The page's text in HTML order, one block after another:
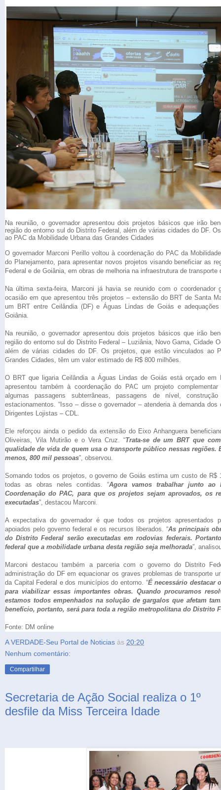
Na reunião, o governador apresentou dois projetos básicos que irão
região do entorno sul do Distrito Federal, além de várias cidades do DF.
ao PAC da Mobilidade Urbana das Grandes Cidades
O governador Marconi Perillo voltou à coordenação do PAC da
do Planejamento, para apresentar novos projetos visando beneficiar as
Federal e de Goiânia, em obras de melhoria na infraestrutura de
Na última sexta-feira, Marconi já havia se reunido com o coordenador
ocasião em que apresentou três projetos – extensão do BRT de Santa
um BRT entre Ceilândia (DF) e Águas Lindas de Goiás e
Goiânia.
Na reunião, o governador apresentou dois projetos básicos que irão
região do entorno sul do Distrito Federal – Luziânia, Novo Gama, Cidade
além de várias cidades do DF. Os projetos, que estão vinculados ao
Grandes Cidades, têm um valor estimado de R$ 800 milhões.
O BRT que ligaria Ceilândia a Águas Lindas de Goiás está orçado em
apresentou também à coordenação do PAC um projeto
algumas passagens subterrâneas, passagens de nível,
estacionamentos. “Isso – disse o governador – atenderia à demanda
Dirigentes Lojistas – CDL.
Ele reforçou ainda o pedido da extensão do Eixo Anhanguera
Oliveiras, Vila Mutirão e o Vera Cruz. “Trata-se de um BRT que
qualidade de vida de quem usa o transporte público nessas regiões.
menos, 800 mil pessoas”, observou.
Somando todos os projetos, o governo de Goiás estima um custo de R$
todas as obras neles contidas. “Agora vamos trabalhar junto ao
Coordenação do PAC, para que os projetos sejam aprovados, os
executadas”, destacou Marconi.
A expectativa do governador é que todos os projetos apresentados
apoiados pelo governo federal e os recursos liberados. “As principais
do Distrito Federal serão executadas em rodovias federais.
federal que a mobilidade urbana desta região seja melhorada”,
Marconi destacou também a parceria com o governo do Distrito
administração do DF em equacionar os graves problemas de transporte
da Capital Federal e dos municípios do entorno. “É necessário destacar
para viabilizar essas importantes obras. Quando procuramos
estamos todos empenhados na solução de gargalos que afetam
benefício, portanto, será para toda a região metropolitana do Distrito
Fonte: DM online
A VERDADE-Seu Portal de Noticias às 20:20
Nenhum comentário:
Compartilhar
Secretaria de Ação Social realiza o 1º
desfile da Miss Terceira Idade